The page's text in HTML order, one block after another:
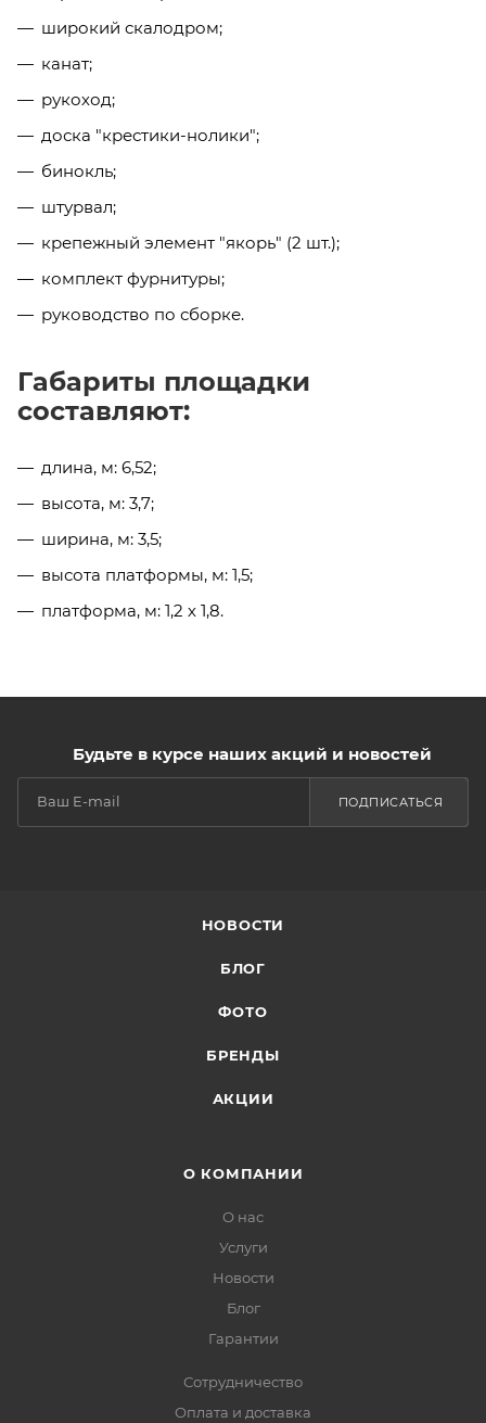
широкий скалодром;
канат;
рукоход;
доска "крестики-нолики";
бинокль;
штурвал;
крепежный элемент "якорь" (2 шт.);
комплект фурнитуры;
руководство по сборке.
Габариты площадки
составляют:
длина, м: 6,52;
высота, м: 3,7;
ширина, м: 3,5;
высота платформы, м: 1,5;
платформа, м: 1,2 х 1,8.
Будьте в курсе наших акций и новостей
ПОДПИСАТЬСЯ
НОВОСТИ
БЛОГ
ФОТО
БРЕНДЫ
АКЦИИ
О КОМПАНИИ
О нас
Услуги
Новости
Блог
Гарантии
Сотрудничество
Оплата и доставка